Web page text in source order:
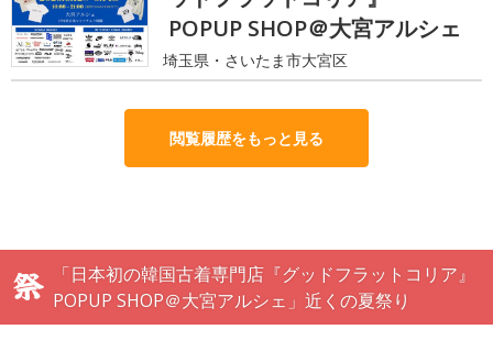
POPUP SHOP＠大宮アルシェ
埼玉県・さいたま市大宮区
閲覧履歴をもっと見る
「日本初の韓国古着専門店『グッドフラットコリア』
POPUP SHOP＠大宮アルシェ」近くの夏祭り